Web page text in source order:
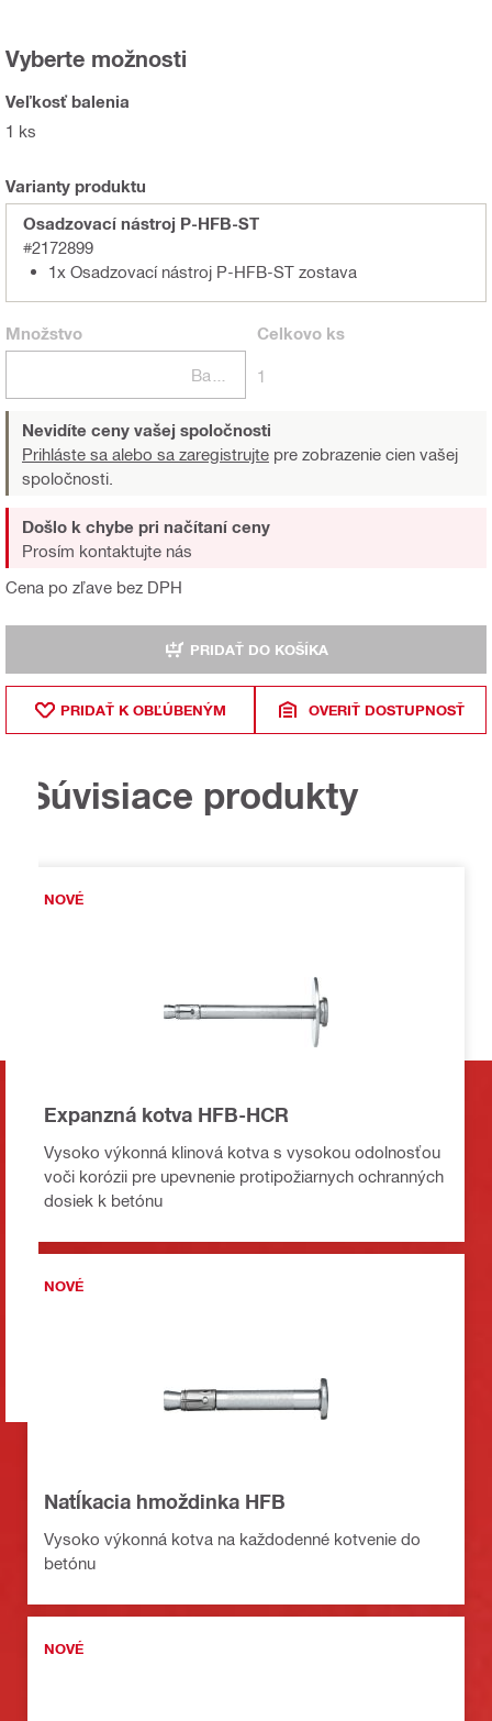
Vyberte možnosti
Veľkosť balenia
1 ks
Varianty produktu
Osadzovací nástroj P-HFB-ST
#2172899
1x Osadzovací nástroj P-HFB-ST zostava
Množstvo Celkovo ks
1
Nevidíte ceny vašej spoločnosti
Prihláste sa alebo sa zaregistrujte pre zobrazenie cien vašej
spoločnosti.
Cena po zľave bez DPH
Došlo k chybe pri načítaní ceny
Prosím kontaktujte nás
PRIDAŤ DO KOŠÍKA
PRIDAŤ K OBĽÚBENÝM OVERIŤ DOSTUPNOSŤ
Súvisiace produkty
NOVÉ
Expanzná kotva HFB-HCR
Vysoko výkonná klinová kotva s vysokou odolnosťou
voči korózii pre upevnenie protipožiarnych ochranných
dosiek k betónu
NOVÉ
Natĺkacia hmoždinka HFB
Vysoko výkonná kotva na každodenné kotvenie do
betónu
NOVÉ